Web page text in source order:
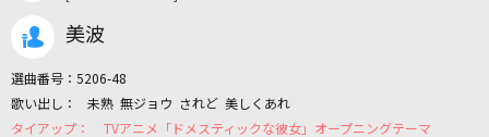
カラオケリクエスト
美波
選曲番号： 5206-48
未熟 無ジョウ されど 美しくあれ
TVアニメ「ドメスティックな彼女」オープニングテーマ